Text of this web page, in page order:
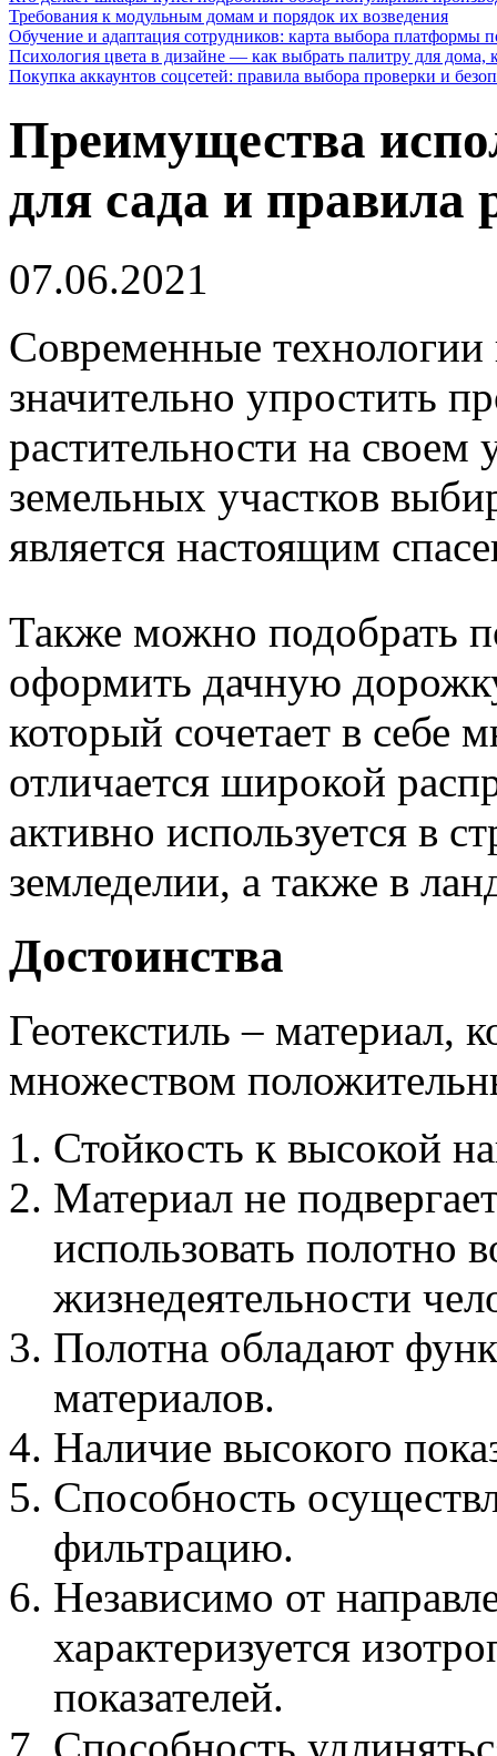
Требования к модульным домам и порядок их возведения
Обучение и адаптация сотрудников: карта выбора платформы
Психология цвета в дизайне — как выбрать палитру для дома,
Покупка аккаунтов соцсетей: правила выбора проверки и
Преимущества
для сада и правила
07.06.2021
Современные технологии
значительно упростить
растительности на своем
земельных участков
является настоящим
Также можно подобрать
оформить дачную
который сочетает в себе
отличается широкой
активно используется в
земледелии, а также в
Достоинства
Геотекстиль – материал,
множеством
Стойкость к высокой
Материал не
использовать полотно
жизнедеятельности
Полотна обладают
материалов.
Наличие высокого
Способность
фильтрацию.
Независимо от
характеризуется
показателей.
Способность